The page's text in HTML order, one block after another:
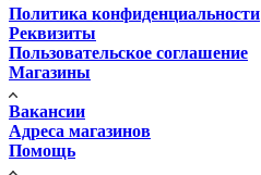
Политика конфиденциальности
Реквизиты
Пользовательское соглашение
Магазины
Вакансии
Адреса магазинов
Помощь